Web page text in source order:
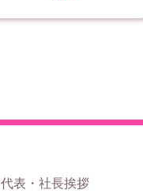
代表・社長挨拶